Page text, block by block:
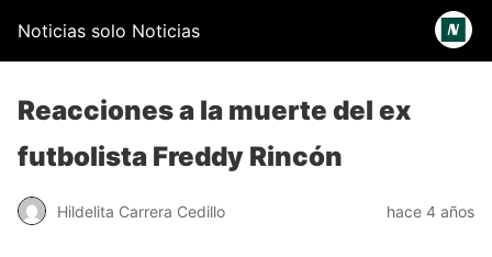
Noticias solo Noticias
Reacciones a la muerte del ex
futbolista Freddy Rincón
Hildelita Carrera Cedillo hace 4 años